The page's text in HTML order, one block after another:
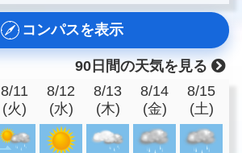
コンパスを表示
90日間の天気を見る
8/11
(火)
8/12
(水)
8/13
(木)
8/14
(金)
8/15
(土)